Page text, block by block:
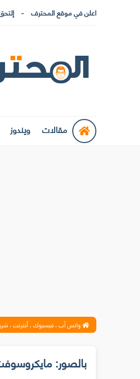
اعلن في موقع المحترف
مقالات ويندوز
واتس آب ، فيسبوك ، أنترنت ،
بالصور: